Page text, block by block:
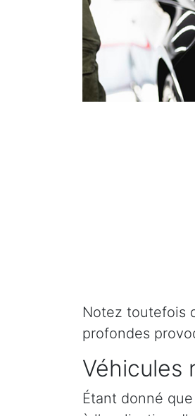
Notez toutefois
profondes
Véhicules
Étant donné